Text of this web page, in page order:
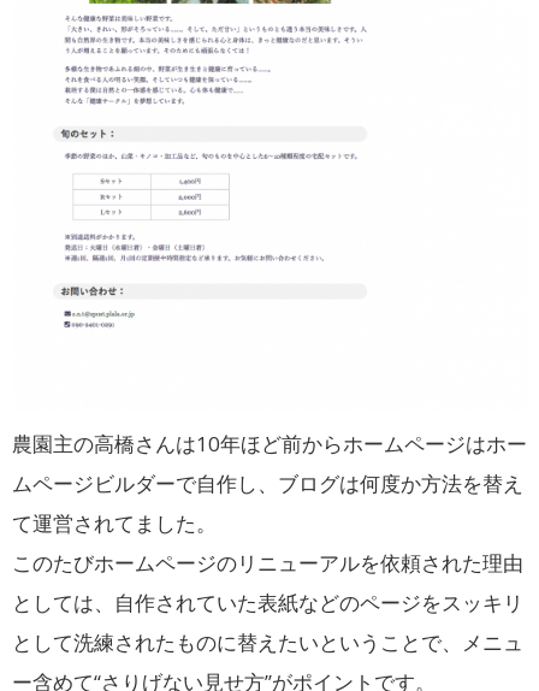
農園主の高橋さんは10年ほど前からホームページはホー
ムページビルダーで自作し、ブログは何度か方法を替え
て運営されてました。
このたびホームページのリニューアルを依頼された理由
としては、自作されていた表紙などのページをスッキリ
として洗練されたものに替えたいということで、メニュ
ー含めて“さりげない見せ方”がポイントです。